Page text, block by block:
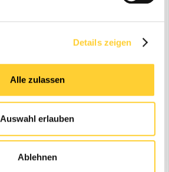
Details zeigen
Alle zulassen
Auswahl erlauben
Ablehnen